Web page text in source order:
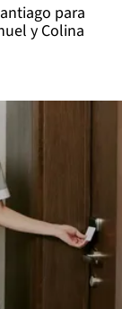
para
y Colina